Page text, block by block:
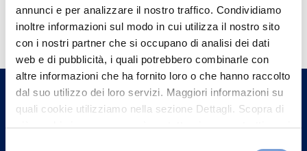
annunci e per analizzare il nostro traffico. Condividiamo
inoltre informazioni sul modo in cui utilizza il nostro sito
con i nostri partner che si occupano di analisi dei dati
web e di pubblicità, i quali potrebbero combinarle con
altre informazioni che ha fornito loro o che hanno raccolto
dal suo utilizzo dei loro servizi. Maggiori informazioni su
quali cookie utilizziamo nella sezione Dettagli. Scopra di
più su chi siamo, come può contattarci e come trattiamo i
Hai bisogno di
informazioni?
Trova l'Agenzia più vicina a te e parla con
un nostro Agente.
Contattaci